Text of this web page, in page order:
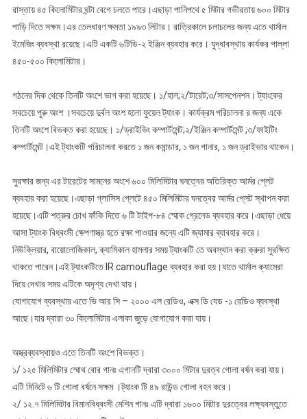
কিছু
রাস্তায় ৪৫ কিলোমিটার ঘন্টা বেগে চলতে পারে।এছাড়া পানিপথে ৫ মিটার গভীরতায় ৬০০ মিটার
পাড়ি দিতে সক্ষম।এর তেলধারণ ক্ষমতা ১৯৯৩ লিটার। রাত্রিকালে চলাচলের জন্য এতে থার্মাল
ইমেজিং ব্যবস্থা রয়েছে।এটি একটি ৬টিডি-২ ইঞ্জিন ব্যবহার করে। যুদ্ধাবস্থায় কার্যকর পাল্লা
৪৫০-৫০০ কিলোমিটার।
গঠনের দিক থেকে তিনটি অংশে ভাগ করা হয়েছে। ১/হাল;২/টারেট;৩/সাসপেনশন। ট্যাংকের
সবচেয়ে পুরু অংশ ।সবচেয়ে দুর্বল অংশ হলো ফুয়েল ট্যাংক। কার্যক্রম পরিচালনা র জন্য একে
তিনটি অংশে বিভক্ত করা হয়েছে। ১/ড্রাইভিং কম্পার্টমেন্ট;২/ইঞ্জিন কম্পার্টমেন্ট ;৩/ফাইটিং
কম্পার্টমেন্ট।এই ট্যাংকটি পরিচালনা করতে ১ জন কমান্ডার, ১ জন গানার, ১ জন ড্রাইভার থাকেন।
সুরক্ষার জন্য এর টারেটের সামনের অংশে ৬০০ মিলিমিটার ঘনত্বের অতিরিক্ত আর্মর প্লেট
ব্যবহার করা হয়েছে।এছাড়া গ্লাসিস প্লেটে ৪৫০ মিলিমিটার ঘনত্বের আর্মর প্লেট স্থাপন করা
হয়েছে।এটি শত্রুর চোখ ফাঁকি দিতে ৬ টি টাইপ-৮৪ স্মোক গ্রেনেড ব্যবহার করে।এছাড়া ধেয়ে
আসা ট্যাংক বিধ্বংসী ক্ষেপণাস্ত্র হতে রক্ষা পাওয়ার জন্যে এটি জ্যামার ব্যাবহার করে।
নিউক্লিয়ার, বায়োলোজিকাল, ক্যামিকাল হামলার সময় ট্যাংকটি তে অবস্থান করা ক্রুরা সুরক্ষিত
থাকতে পারেন।এই ট্যাংকটিতে IR camouflage ব্যবহার করা হয়।যাতে থার্মাল ক্যামেরা
দিয়ে দেখার সময় এটিকে অদৃশ্য দেখা যায়।
যোগাযোগ ব্যবস্থায় এতে ভি আর সি – ২০০০ এল রেডিও, এক্স ডি যেড -১ রেডিও ব্যবস্থা
আছে।যার দ্বারা ৩০ কিলোমিটার এলাকা জুড়ে যোগাযোগ করা যায়।
অস্ত্রব্যবস্থায়ও এতে তিনটি অংশে বিভক্ত।
১/ ১২৫ মিলিমিটার স্মোথ বোর গানঃ এগানটি দ্বারা ৩০০০ মিটার দুরত্ব গোলা বর্ষন করা যায়।
এটি মিনিটে ৬ টি গোলা বর্ষনে সক্ষম ।ট্যাংক টি ৪৯ রাউন্ড গোলা বহন করে।
২/ ১২.৭ মিলিমিটার বিমানবিধ্বংসী মেশিন গানঃ এটি দ্বারা ১৬০০ মিটার দুরত্বের লক্ষ্যবস্তুতে